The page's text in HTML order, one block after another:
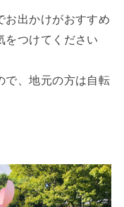
お出かけがおすすめ
をつけてください
で、地元の方は自転